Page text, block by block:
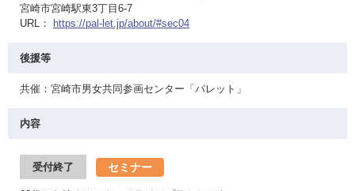
宮崎市宮崎駅東3丁目6-7
URL：
https://pal-let.jp/about/#sec04
後援等
共催：宮崎市男女共同参画センター「パレット」
内容
受付終了 セミナー